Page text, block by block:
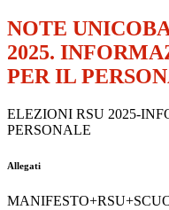
NOTE
2025.
PER IL
ELEZIONI RSU 2025-
PERSONALE
Allegati